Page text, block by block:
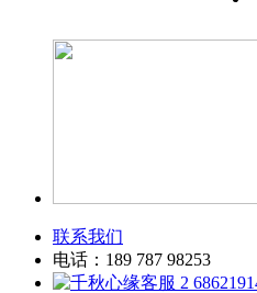
联系我们
电话：189 787 98253